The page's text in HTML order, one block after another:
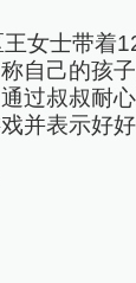
女士带着
自己的孩
过叔叔耐
并表示好好